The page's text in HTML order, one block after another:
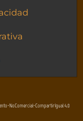
NoComercial-CompartirIgual 4.0